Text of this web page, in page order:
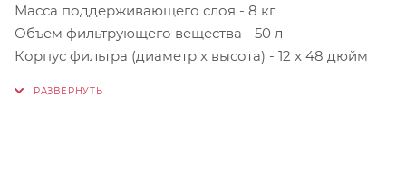
Масса поддерживающего слоя - 8 кг
Объем фильтрующего вещества - 50 л
Корпус фильтра (диаметр х высота) - 12 x 48 дюйм